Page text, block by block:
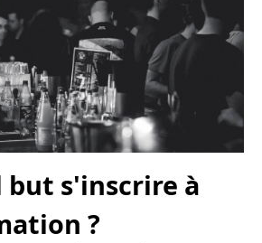
but s'inscrire à
?